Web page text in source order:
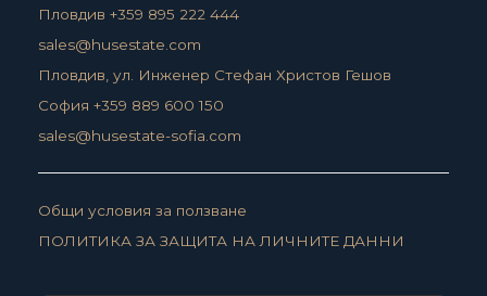
Пловдив +359 895 222 444
sales@husestate.com
Пловдив, ул. Инженер Стефан Христов Гешов
София +359 889 600 150
sales@husestate-sofia.com
Общи условия за ползване
ПОЛИТИКА ЗА ЗАЩИТА НА ЛИЧНИТЕ ДАННИ